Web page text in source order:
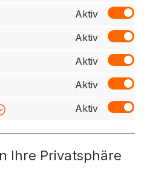
angerauter
an Hals, Ärmel und Bund
Aktiv
Aktiv
Aktiv
Aktiv
Aktiv
Ihre Privatsphäre